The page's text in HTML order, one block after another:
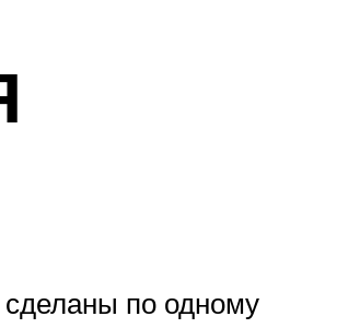
по одному